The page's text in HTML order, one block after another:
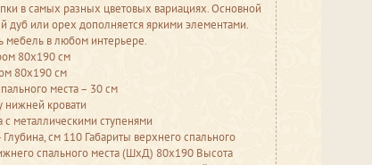
в самых разных цветовых вариациях. Основной
дуб или орех дополняется яркими элементами.
мебель в любом интерьере.
80х190 см
80х190 см
места – 30 см
кровати
с металлическими ступенями
см 110 Габариты верхнего спального
спального места (ШхД) 80х190 Высота